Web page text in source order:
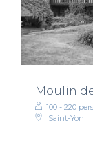
Moulin
100 - 220 pers.
Saint-Yon